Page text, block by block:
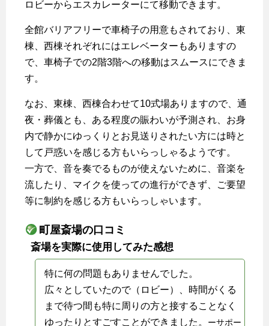
ロビーからエスカレーターにて移動できます。
全館バリアフリーで車椅子の用意もされており、東
棟、西棟それぞれにはエレベーターもありますの
で、車椅子での2階3階への移動はスムースにできま
す。
なお、東棟、西棟合わせて10式場ありますので、通
夜・葬儀とも、ある程度の賑わいが予測され、お身
内で静かにゆっくりとお見送りされたい方には時と
して戸惑いを感じる方もいらっしゃるようです。
一方で、音を奏でるものが使えないために、音楽を
流したり、マイクを使っての進行ができず、ご要望
等に制約を感じる方もいらっしゃいます。
町屋斎場の口コミ
斎場を実際に使用してみた感想
特に何の問題もありませんでした。
広々としていたので（ロビー）、時間がくる
まで待つ間も特に周りの方と接することなく
ゆったりとすごすことができました。 ーサポー